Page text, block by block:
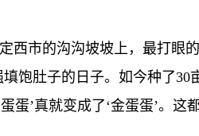
市的沟沟坡坡上，最打眼的
饱肚子的日子。如今种了
蛋’真就变成了‘金蛋蛋’。